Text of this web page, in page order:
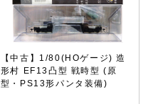
【中古】1/80(HOゲージ) 造
形村 EF13凸型 戦時型 (原
型・PS13形パンタ装備)